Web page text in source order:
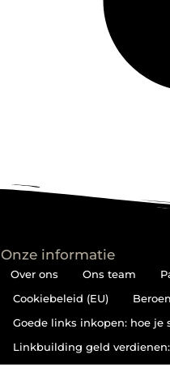
Onze informatie
Over ons Ons team
Cookiebeleid (EU)
Goede links inkopen: hoe
Linkbuilding geld